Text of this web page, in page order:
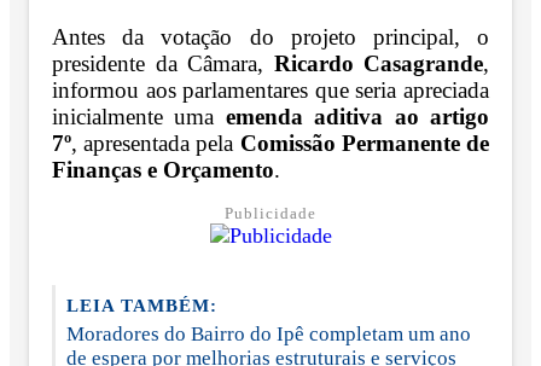
Antes da votação do projeto principal, o
presidente da Câmara, Ricardo Casagrande,
informou aos parlamentares que seria apreciada
inicialmente uma emenda aditiva ao artigo
7º, apresentada pela Comissão Permanente de
Finanças e Orçamento.
Publicidade
LEIA TAMBÉM:
Moradores do Bairro do Ipê completam um ano
de espera por melhorias estruturais e serviços